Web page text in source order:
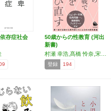
存症社会
50歳からの性教育 (河出
新書)
登録 194